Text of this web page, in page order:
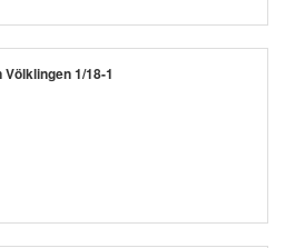
Völklingen 1/18-1